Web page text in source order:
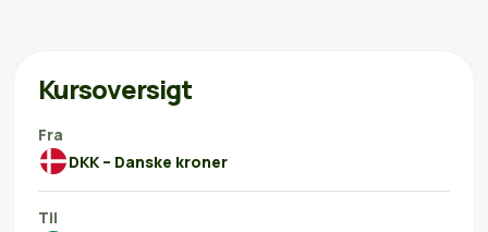
Kursoversigt
Fra
DKK – Danske kroner
Til